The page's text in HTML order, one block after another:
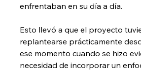
enfrentaban en su día a día.
Esto llevó a que el proyecto
replantearse prácticamente
ese momento cuando se hizo
necesidad de incorporar un